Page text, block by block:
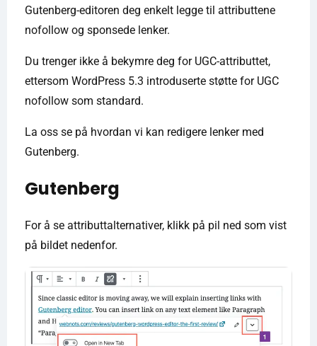
Gutenberg-editoren deg enkelt legge til attributtene
nofollow og sponsede lenker.
Du trenger ikke å bekymre deg for UGC-attributtet,
ettersom WordPress 5.3 introduserte støtte for UGC
nofollow som standard.
La oss se på hvordan vi kan redigere lenker med
Gutenberg.
Gutenberg
For å se attributtalternativer, klikk på pil ned som vist
på bildet nedenfor.